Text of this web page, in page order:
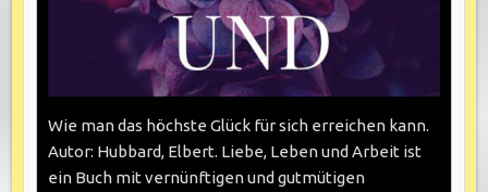
Wie man das höchste Glück für sich erreichen kann.
Autor: Hubbard, Elbert. Liebe, Leben und Arbeit ist
ein Buch mit vernünftigen und gutmütigen